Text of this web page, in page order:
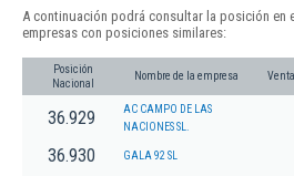
A continuación podrá consultar la posición en
empresas con posiciones similares:
Posición
Nacional
Nombre de la empresa
36.929
AC CAMPO DE LAS
NACIONES SL.
36.930 GALA 92 SL